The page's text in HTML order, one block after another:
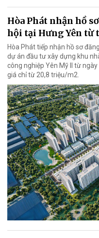
Hòa Phát nhận hồ
hội tại Hưng Yên từ
Hòa Phát tiếp nhận hồ sơ
dự án đầu tư xây dựng khu
công nghiệp Yên Mỹ II từ
giá chỉ từ 20,8 triệu/m2.